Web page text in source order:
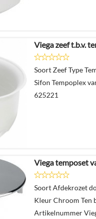
Viega zeef t.b.v.
Soort Zeef Type
Sifon Tempoplex
625221
Viega temposet
Soort Afdekrozet
Kleur Chroom Ten
Artikelnummer